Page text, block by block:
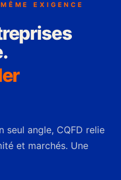
EXIGENCE
seul angle, CQFD relie
et marchés. Une